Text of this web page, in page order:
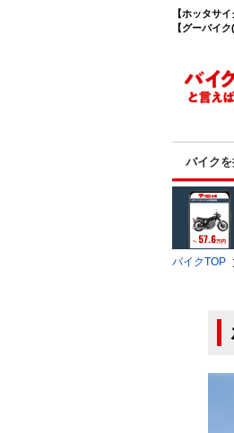
【ホッタサ
【グーバイ
バイク
バイクTOP